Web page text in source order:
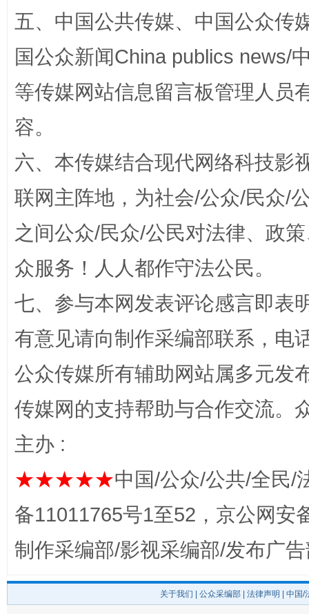
东山县通报“牛蛙产品抗生素超标问题” 法
千年窑火 生生不息 一
揭开“小金库”的免责幌子
受贿1.44亿！段成刚被判无期 从幼
五、中国公共传媒、中国公众传
国公众新闻China publics news/
等传媒网站信息留言板管理人员
容。
六、本传媒结合现代网络科技影
联网主阵地，为社会/公众/民众/
之间公众/民众/公民对法律、政
众服务！人人都作守法公民。
七、参与本网发表评论感言即表
有意见请向制作采编部联系，电
公众传媒所有辅助网站属多元发
传媒网的支持帮助与合作交流。
主办 :
★★★★★中国/公众/公共/全民/
备11011765号1至52，京公网安
制作采编部/影视采编部/发布广
关于我们 公众采编部 法律声明 | 中国